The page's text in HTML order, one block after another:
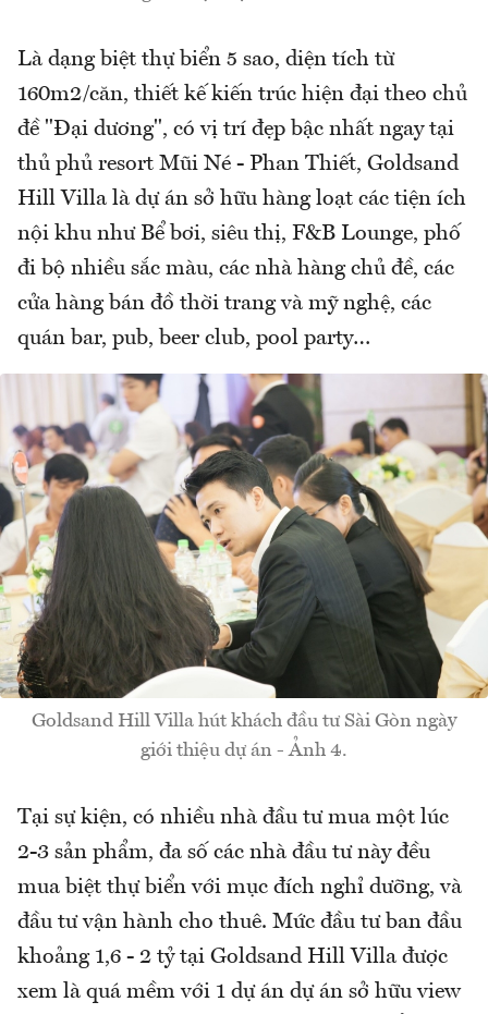
Là dạng biệt thự biển 5 sao, diện tích từ
160m2/căn, thiết kế kiến trúc hiện đại theo chủ
đề "Đại dương", có vị trí đẹp bậc nhất ngay tại
thủ phủ resort Mũi Né - Phan Thiết, Goldsand
Hill Villa là dự án sở hữu hàng loạt các tiện ích
nội khu như Bể bơi, siêu thị, F&B Lounge, phố
đi bộ nhiều sắc màu, các nhà hàng chủ đề, các
cửa hàng bán đồ thời trang và mỹ nghệ, các
quán bar, pub, beer club, pool party…
Goldsand Hill Villa hút khách đầu tư Sài Gòn ngày
giới thiệu dự án - Ảnh 4.
Tại sự kiện, có nhiều nhà đầu tư mua một lúc
2-3 sản phẩm, đa số các nhà đầu tư này đều
mua biệt thự biển với mục đích nghỉ dưỡng, và
đầu tư vận hành cho thuê. Mức đầu tư ban đầu
khoảng 1,6 - 2 tỷ tại Goldsand Hill Villa được
xem là quá mềm với 1 dự án dự án sở hữu view